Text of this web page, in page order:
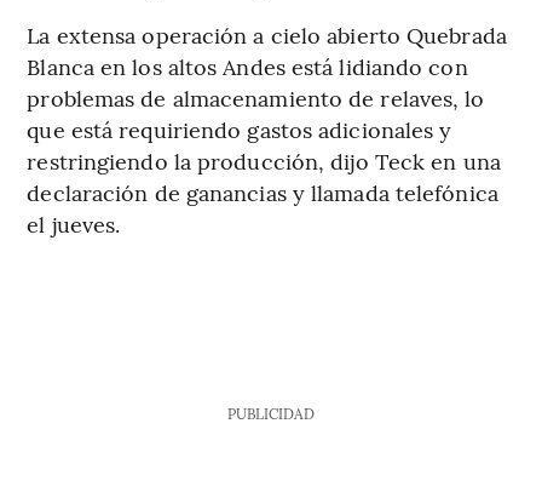
La extensa operación a cielo abierto Quebrada
Blanca en los altos Andes está lidiando con
problemas de almacenamiento de relaves, lo
que está requiriendo gastos adicionales y
restringiendo la producción, dijo Teck en una
declaración de ganancias y llamada telefónica
el jueves.
PUBLICIDAD